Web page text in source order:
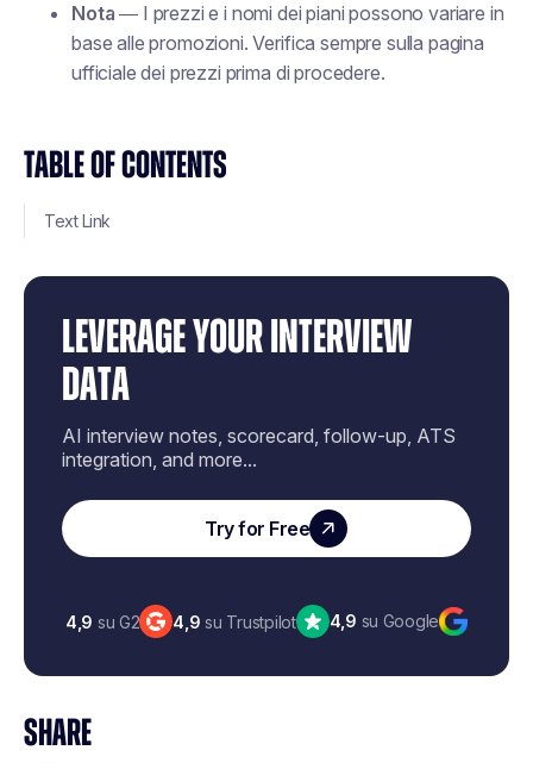
TABLE OF CONTENTS
Text Link
LEVERAGE YOUR INTERVIEW
DATA
AI interview notes, scorecard, follow-up, ATS
integration, and more...
Try for Free
4,9 su G2 4,9 su Trustpilot 4,9 su Google
SHARE
Nota — I prezzi e i nomi dei piani possono variare in
base alle promozioni. Verifica sempre sulla pagina
ufficiale dei prezzi prima di procedere.